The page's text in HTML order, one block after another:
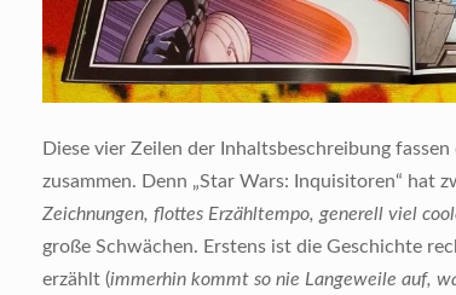
Diese vier Zeilen der Inhaltsbeschreibung
zusammen. Denn „Star Wars: Inquisitoren“ hat
Zeichnungen, flottes Erzähltempo, generell viel
große Schwächen. Erstens ist die Geschichte
erzählt (immerhin kommt so nie Langeweile auf,